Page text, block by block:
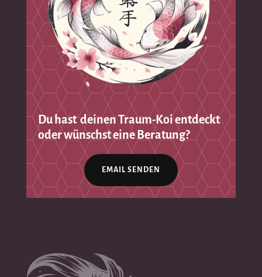
Du hast deinen Traum-Koi entdeckt
oder wünschst eine Beratung?
EMAIL SENDEN